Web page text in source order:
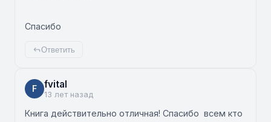
Спасибо
Ответить
F fvital
13 лет назад
Книга действительно отличная! Спасибо всем кто